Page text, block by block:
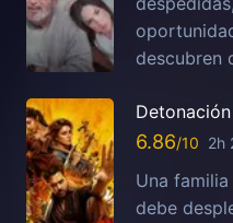
descubren
Detonación
6.86 2h
Una
debe